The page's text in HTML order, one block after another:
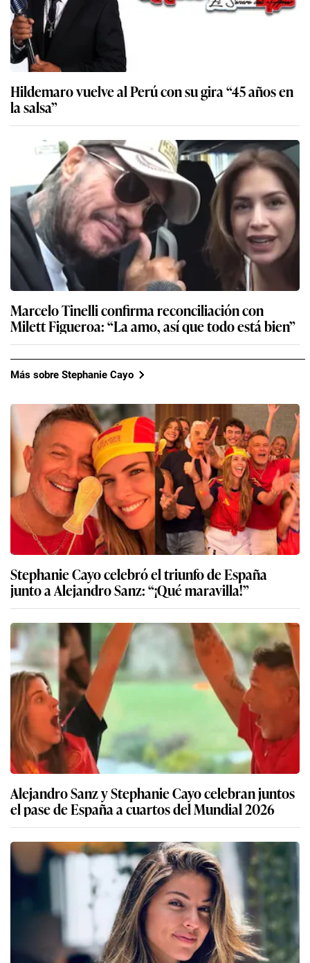
Hildemaro vuelve al Perú con su gira “45 años en
la salsa”
Marcelo Tinelli confirma reconciliación con
Milett Figueroa: “La amo, así que todo está bien”
Más sobre Stephanie Cayo
Stephanie Cayo celebró el triunfo de España
junto a Alejandro Sanz: “¡Qué maravilla!”
Alejandro Sanz y Stephanie Cayo celebran juntos
el pase de España a cuartos del Mundial 2026